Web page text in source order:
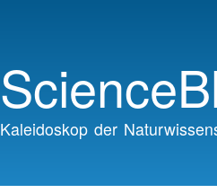
Kaleidoskop der